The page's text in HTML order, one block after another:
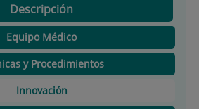
Descripción
Equipo Médico
y Procedimientos
Innovación